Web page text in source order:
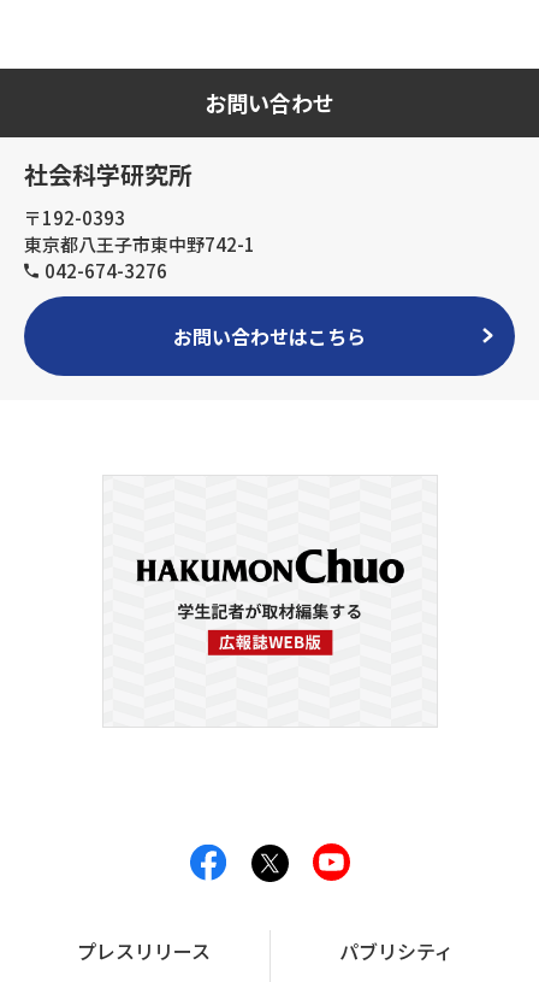
お問い合わせ
社会科学研究所
〒192-0393
東京都八王子市東中野742-1
042-674-3276
お問い合わせはこちら
プレスリリース
パブリシティ